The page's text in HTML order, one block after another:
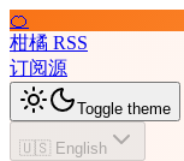
🍊
柑橘 RSS
订阅源
Toggle theme
🇺🇸 English